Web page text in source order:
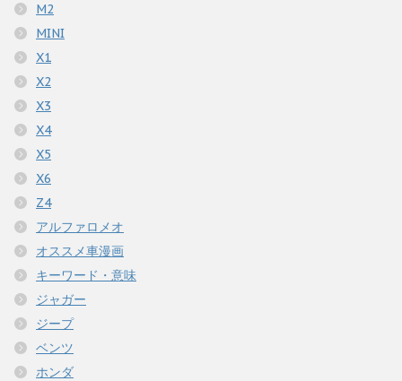
M2
MINI
X1
X2
X3
X4
X5
X6
Z4
アルファロメオ
オススメ車漫画
キーワード・意味
ジャガー
ジープ
ベンツ
ホンダ